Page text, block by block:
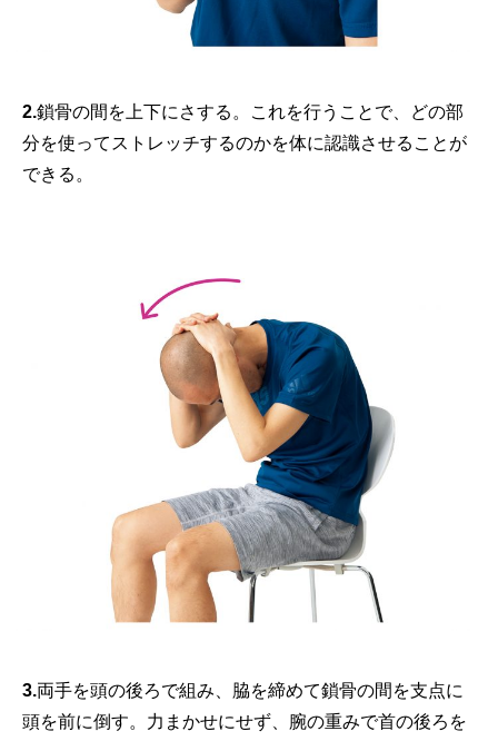
2.鎖骨の間を上下にさする。これを行うことで、どの部
分を使ってストレッチするのかを体に認識させることが
できる。
3.両手を頭の後ろで組み、脇を締めて鎖骨の間を支点に
頭を前に倒す。力まかせにせず、腕の重みで首の後ろを